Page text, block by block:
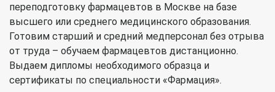
переподготовку фармацевтов в Москве на базе
высшего или среднего медицинского образования.
Готовим старший и средний медперсонал без отрыва
от труда – обучаем фармацевтов дистанционно.
Выдаем дипломы необходимого образца и
сертификаты по специальности «Фармация».